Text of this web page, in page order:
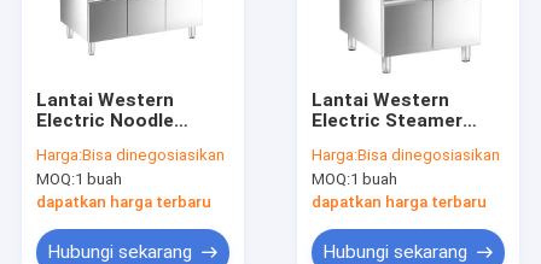
Lantai Western
Electric Noodle
kabinet
Harga:Bisa dinegosiasikan
MOQ:1 buah
dapatkan harga terbaru
Hubungi sekarang
Lantai Western
Electric Steamer
Harga:Bisa dinegosiasikan
MOQ:1 buah
dapatkan harga terbaru
Hubungi sekarang